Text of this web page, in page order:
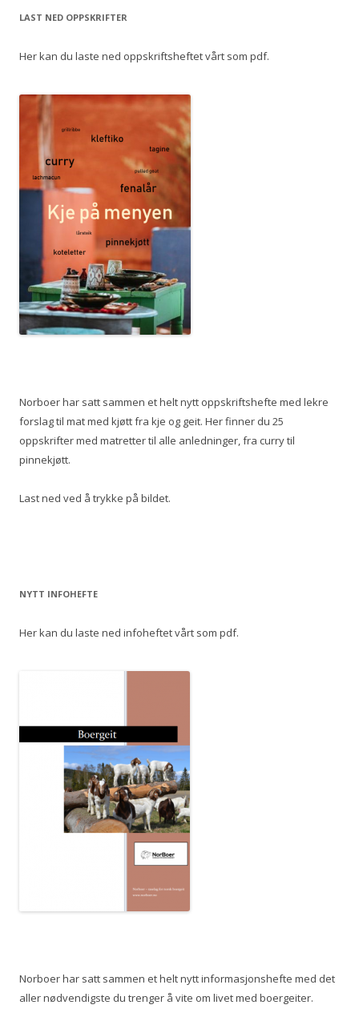
LAST NED OPPSKRIFTER
Her kan du laste ned oppskriftsheftet vårt som pdf.
Norboer har satt sammen et helt nytt oppskriftshefte med lekre
forslag til mat med kjøtt fra kje og geit. Her finner du 25
oppskrifter med matretter til alle anledninger, fra curry til
pinnekjøtt.
Last ned ved å trykke på bildet.
NYTT INFOHEFTE
Her kan du laste ned infoheftet vårt som pdf.
Norboer har satt sammen et helt nytt informasjonshefte med det
aller nødvendigste du trenger å vite om livet med boergeiter.